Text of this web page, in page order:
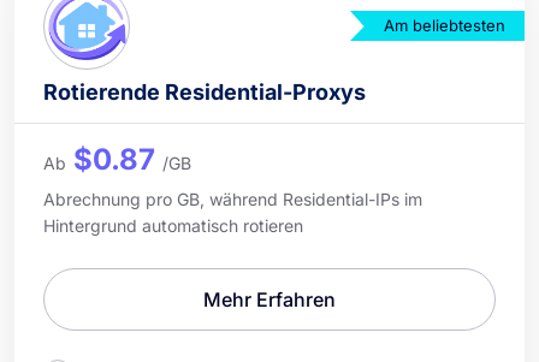
Am beliebtesten
Rotierende Residential-Proxys
Ab $0.87 /GB
Abrechnung pro GB, während Residential-IPs im
Hintergrund automatisch rotieren
Mehr Erfahren